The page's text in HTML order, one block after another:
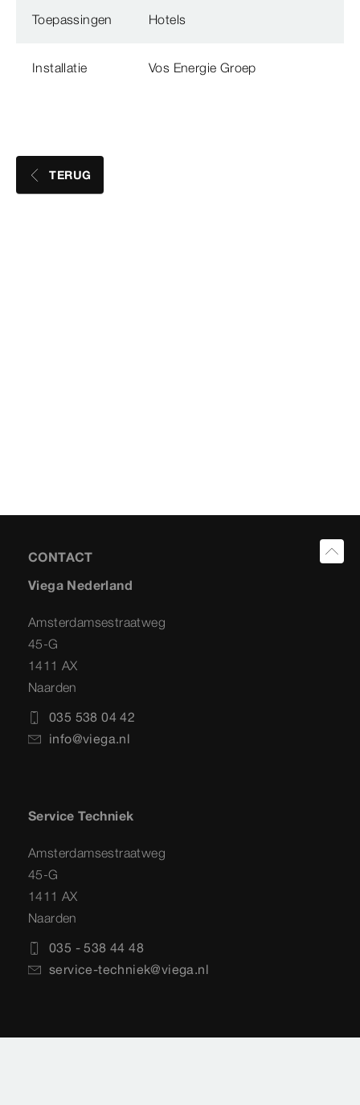
Toepassingen Hotels
Installatie Vos Energie Groep
TERUG
CONTACT
Viega Nederland
Amsterdamsestraatweg
45-G
1411 AX
Naarden
035 538 04 42
info@viega.nl
Service Techniek
Amsterdamsestraatweg
45-G
1411 AX
Naarden
035 - 538 44 48
service-techniek@viega.nl